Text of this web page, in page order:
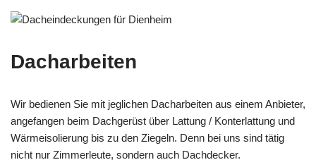
Dacharbeiten
Wir bedienen Sie mit jeglichen Dacharbeiten aus einem Anbieter,
angefangen beim Dachgerüst über Lattung / Konterlattung und
Wärmeisolierung bis zu den Ziegeln. Denn bei uns sind tätig
nicht nur Zimmerleute, sondern auch Dachdecker.